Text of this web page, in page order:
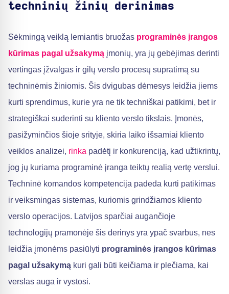
techninių žinių derinimas
Sėkmingą veiklą lemiantis bruožas programinės įrangos
kūrimas pagal užsakymą įmonių, yra jų gebėjimas derinti
vertingas įžvalgas ir gilų verslo procesų supratimą su
techninėmis žiniomis. Šis dvigubas dėmesys leidžia jiems
kurti sprendimus, kurie yra ne tik techniškai patikimi, bet ir
strategiškai suderinti su kliento verslo tikslais. Įmonės,
pasižyminčios šioje srityje, skiria laiko išsamiai kliento
veiklos analizei, rinka padėtį ir konkurenciją, kad užtikrintų,
jog jų kuriama programinė įranga teiktų realią vertę verslui.
Techninė komandos kompetencija padeda kurti patikimas
ir veiksmingas sistemas, kuriomis grindžiamos kliento
verslo operacijos. Latvijos sparčiai augančioje
technologijų pramonėje šis derinys yra ypač svarbus, nes
leidžia įmonėms pasiūlyti programinės įrangos kūrimas
pagal užsakymą kuri gali būti keičiama ir plečiama, kai
verslas auga ir vystosi.